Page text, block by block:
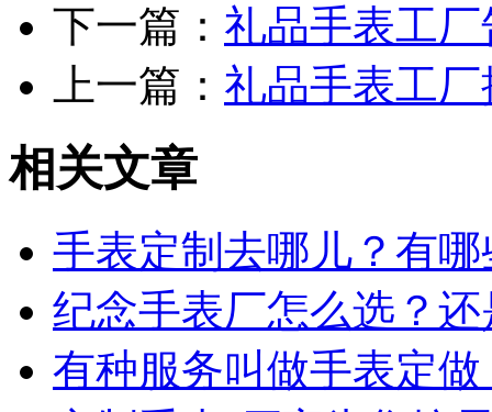
下一篇： 礼品手表工
上一篇： 礼品手表工
相关文章
手表定制去哪儿？有
纪念手表厂怎么选？
有种服务叫做手表定